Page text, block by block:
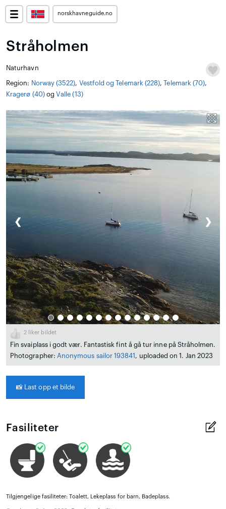
norskhavneguide.no
Stråholmen
Naturhavn
Region: Norway (3522), Vestfold og Telemark (228),Telemark (70),
Kragerø (40)ogValle (13)
❮ ❯
2 liker bildet
Fin svaiplass i godt vær. Fantastisk fint å gå tur inne på Stråholmen.
Photographer: Anonymous sailor 193841 , uploaded on 1. Jan 2023
📸 Last opp et bilde
Fasiliteter
Tilgjengelige fasiliteter: Toalett, Lekeplass for barn, Badeplass.